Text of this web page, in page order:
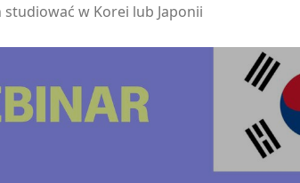
w Korei lub Japonii